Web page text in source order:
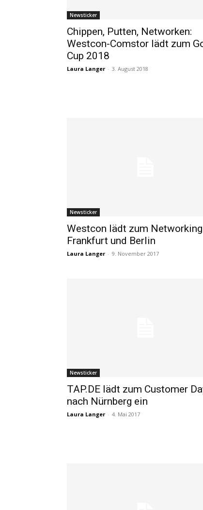
Newsticker
Chippen, Putten, Networken:
Westcon-Comstor lädt zum
Cup 2018
Laura Langer - 3. August 2018
Newsticker
Westcon lädt zum
Frankfurt und Berlin
Laura Langer - 9. November 2017
Newsticker
TAP.DE lädt zum Customer
nach Nürnberg ein
Laura Langer - 4. Mai 2017